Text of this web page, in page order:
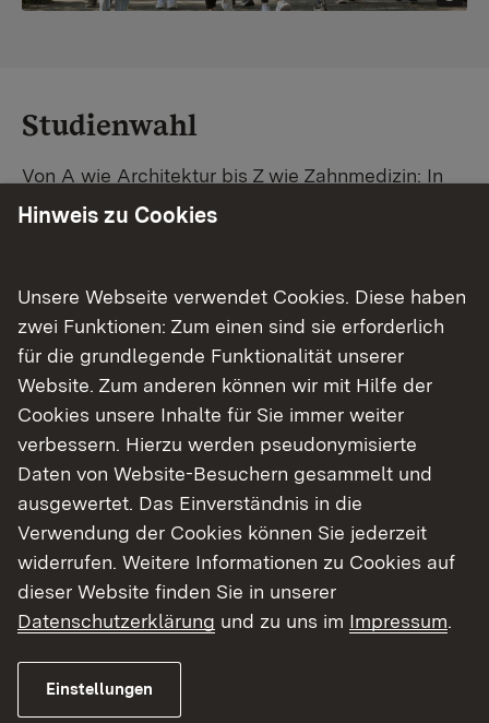
Studienwahl
Von A wie Architektur bis Z wie Zahnmedizin: In
Baden-Württemberg warten unzählige
Studiengangsuche schnell den passenden
Studienplatz. Außerdem gibt's eine Schritt-für-
Schritt-Anleitung zu deinem Traum-Studium.
Finde dein Studium in Baden-Württemberg
Hinweis zu Cookies
Unsere Webseite verwendet Cookies. Diese haben
zwei Funktionen: Zum einen sind sie erforderlich
für die grundlegende Funktionalität unserer
Website. Zum anderen können wir mit Hilfe der
Cookies unsere Inhalte für Sie immer weiter
verbessern. Hierzu werden pseudonymisierte
Daten von Website-Besuchern gesammelt und
ausgewertet. Das Einverständnis in die
Verwendung der Cookies können Sie jederzeit
widerrufen. Weitere Informationen zu Cookies auf
dieser Website finden Sie in unserer
Datenschutzerklärung und zu uns im Impressum.
Einstellungen